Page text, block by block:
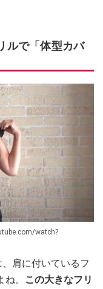
ルで「体型カバ
watch?
肩に付いているフ
。
この大きなフリ